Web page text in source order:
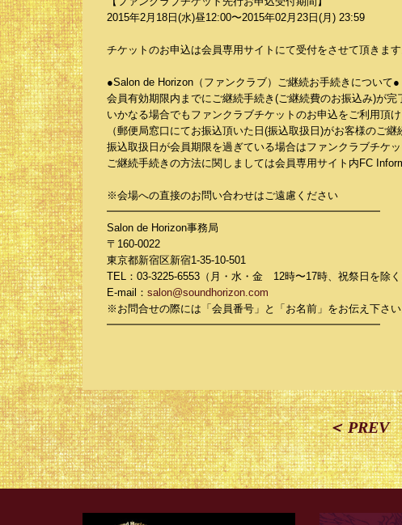
2015年2月18日(水)昼12:00〜2015年02月23日(月) 23:59
チケットのお申込は会員専用サイトにて受付をさせて頂きます
●Salon de Horizon（ファンクラブ）ご継続お手続きについて●
会員有効期限内までにご継続手続き(ご継続費のお振込み)が完
いかなる場合でもファンクラブチケットのお申込をご利用頂け
（郵便局窓口にてお振込頂いた日(振込取扱日)がお客様のご継
振込取扱日が会員期限を過ぎている場合はファンクラブチケ
ご継続手続きの方法に関しましては会員専用サイト内FC
※会場への直接のお問い合わせはご遠慮ください
━━━━━━━━━━━━━━━━━━━━━━━━━━
Salon de Horizon事務局
〒160-0022
東京都新宿区新宿1-35-10-501
TEL：03-3225-6553（月・水・金 12時〜17時、祝祭日を除く
E-mail： salon@soundhorizon.com
※お問合せの際には「会員番号」と「お名前」をお伝え下さい
━━━━━━━━━━━━━━━━━━━━━━━━━━
＜ PREV